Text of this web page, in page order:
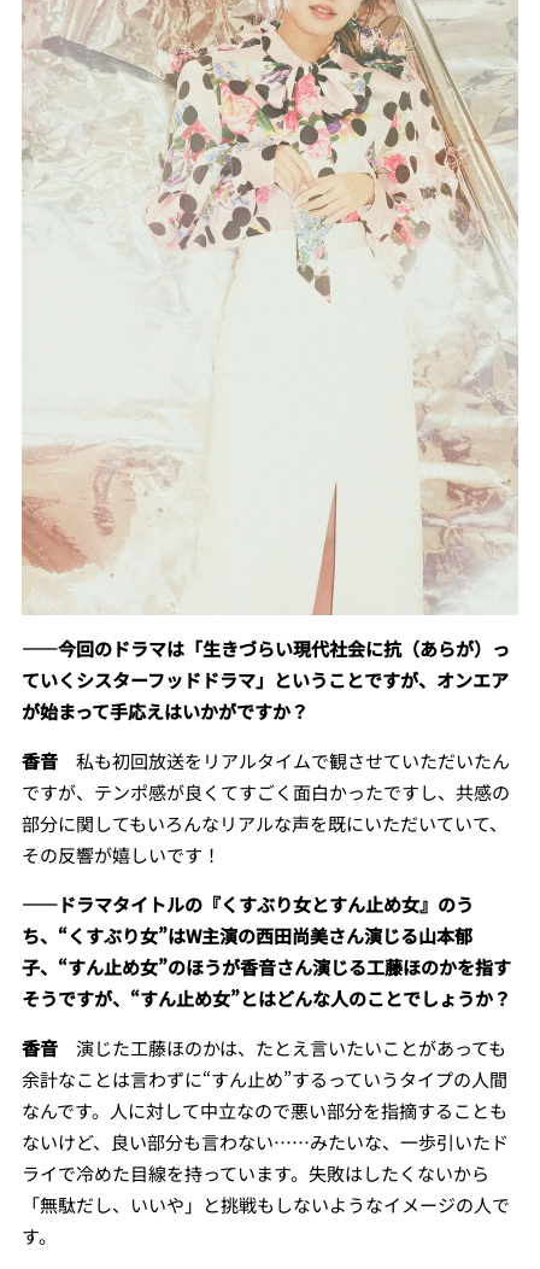
――今回のドラマは「生きづらい現代社会に抗（あらが）っ
ていくシスターフッドドラマ」ということですが、オンエア
が始まって手応えはいかがですか？
香音私も初回放送をリアルタイムで観させていただいたん
ですが、テンポ感が良くてすごく面白かったですし、共感の
部分に関してもいろんなリアルな声を既にいただいていて、
その反響が嬉しいです！
――ドラマタイトルの『くすぶり女とすん止め女』のう
ち、“くすぶり女”はW主演の西田尚美さん演じる山本郁
子、“すん止め女”のほうが香音さん演じる工藤ほのかを指す
そうですが、“すん止め女”とはどんな人のことでしょうか？
香音 演じた工藤ほのかは、たとえ言いたいことがあっても
余計なことは言わずに“すん止め”するっていうタイプの人間
なんです。人に対して中立なので悪い部分を指摘することも
ないけど、良い部分も言わない……みたいな、一歩引いたド
ライで冷めた目線を持っています。失敗はしたくないから
「無駄だし、いいや」と挑戦もしないようなイメージの人で
す。